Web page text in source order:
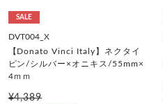
SALE
DVT004_X
【Donato Vinci Italy】ネクタイ
ピン/シルバー×オニキス/55mm×
4ｍｍ
¥4,389